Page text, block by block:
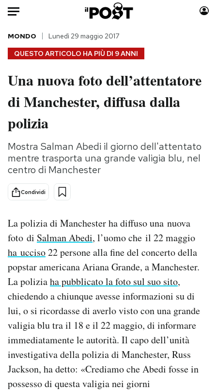
Auto
HOME
Italia
Politica
Tecnologia
Scienza
Cultura
Sport
Moda
Consumismi
Media
PODCAST
NEWSLETTER
I MIEI PREFERITI
SHOP
CALENDARIO
QUESTO ARTICOLO HA PIÙ DI 9 ANNI
MONDO Lunedì 29 maggio 2017
Una nuova foto dell’attentatore
di Manchester, diffusa dalla
polizia
Mostra Salman Abedi il giorno dell'attentato
mentre trasporta una grande valigia blu, nel
centro di Manchester
Condividi
La polizia di Manchester ha diffuso una nuova
foto di Salman Abedi, l’uomo che il 22 maggio
ha ucciso22 persone alla fine del concerto della
popstar americana Ariana Grande, a Manchester.
La poliziaha pubblicato la foto sul suo sito,
chiedendo a chiunque avesse informazioni su di
lui, o si ricordasse di averlo visto con una grande
valigia blu tra il 18 e il 22 maggio, di informare
immediatamente le autorità. Il capo dell’unità
investigativa della polizia di Manchester, Russ
Jackson, ha detto: «Crediamo che Abedi fosse in
possesso di questa valigia nei giorni